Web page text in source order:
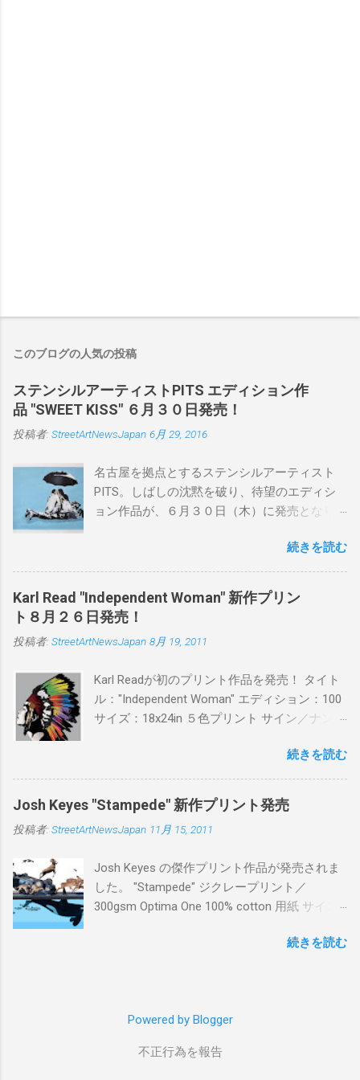
このブログの人気の投稿
ステンシルアーティストPITS エディション作
品 "SWEET KISS" ６月３０日発売！
投稿者: StreetArtNewsJapan 6月 29, 2016
名古屋を拠点とするステンシルアーティスト
PITS。しばしの沈黙を破り、待望のエディシ
ョン作品が、６月３０日（木）に発売となり
品に落とし込むスタイルは今作でも健在。(
PITSの過去記事はこちらから ) 発売日：6月30
日(木)19時 タイトル：SWEET KISS カラー：
BLUE/MINT GREEN/PINK/YELLOW エディショ
ン：各色５ サイズ：800mm × 550mm 価格：
¥16,000(¥17,280) 購入は、 こちら から
続きを読む
Karl Read "Independent Woman" 新作プリン
ト８月２６日発売！
投稿者: StreetArtNewsJapan 8月 19, 2011
Karl Readが初のプリント作品を発売！ タイト
ル："Independent Woman" エディション：100
サイズ：18x24in ５色プリント サイン／ナンバ
ドフィニッシュバージョン（エディション：
25）$125 購入は８月２６日に こちら から
続きを読む
Josh Keyes "Stampede" 新作プリント発売
投稿者: StreetArtNewsJapan 11月 15, 2011
Josh Keyes の傑作プリント作品が発売されま
した。 "Stampede" ジクレープリント／
300gsm Optima One 100% cotton 用紙 サイズ:
ィション：350 価格: $350 + 送料 購入は こち
続きを読む
Powered by Blogger
不正行為を報告